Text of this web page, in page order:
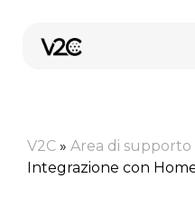
contenuto
V2C » Area di supporto
Integrazione con